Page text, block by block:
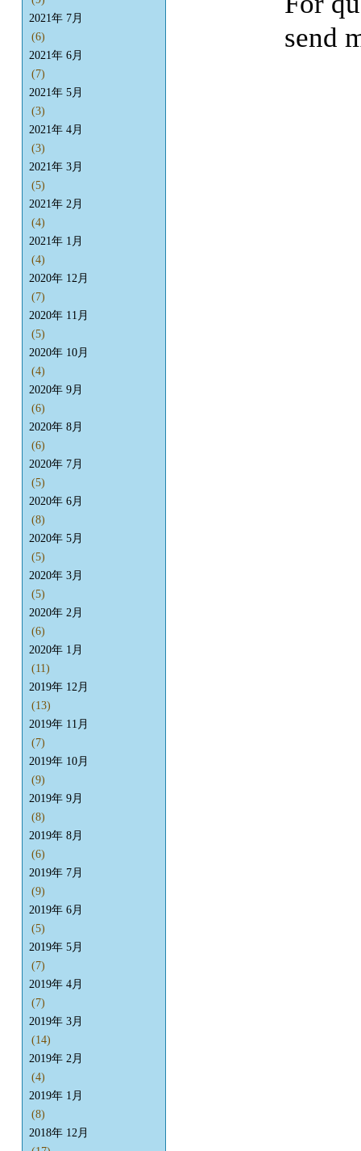
2021年 7月
(6)
2021年 6月
(7)
2021年 5月
(3)
2021年 4月
(3)
2021年 3月
(5)
2021年 2月
(4)
2021年 1月
(4)
2020年 12月
(7)
2020年 11月
(5)
2020年 10月
(4)
2020年 9月
(6)
2020年 8月
(6)
2020年 7月
(5)
2020年 6月
(8)
2020年 5月
(5)
2020年 3月
(5)
2020年 2月
(6)
2020年 1月
(11)
2019年 12月
(13)
2019年 11月
(7)
2019年 10月
(9)
2019年 9月
(8)
2019年 8月
(6)
2019年 7月
(9)
2019年 6月
(5)
2019年 5月
(7)
2019年 4月
(7)
2019年 3月
(14)
2019年 2月
(4)
2019年 1月
(8)
2018年 12月
send